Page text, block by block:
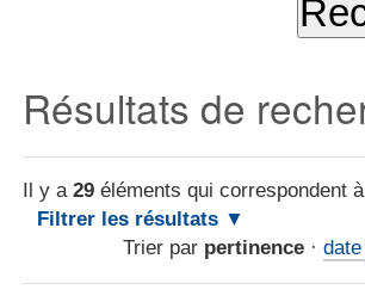
Résultats de
Il y a29 éléments qui correspondent
Filtrer les résultats
Trier par pertinence ·